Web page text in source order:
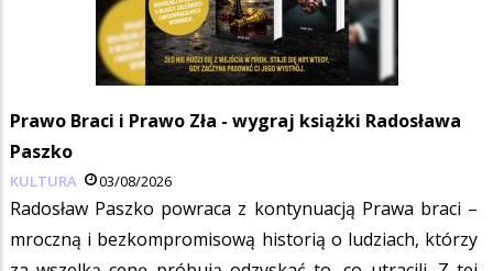
Prawo Braci i Prawo Zła - wygraj książki Radosława
Paszko
KULTURA 03/08/2026
Radosław Paszko powraca z kontynuacją Prawa braci –
mroczną i bezkompromisową historią o ludziach, którzy